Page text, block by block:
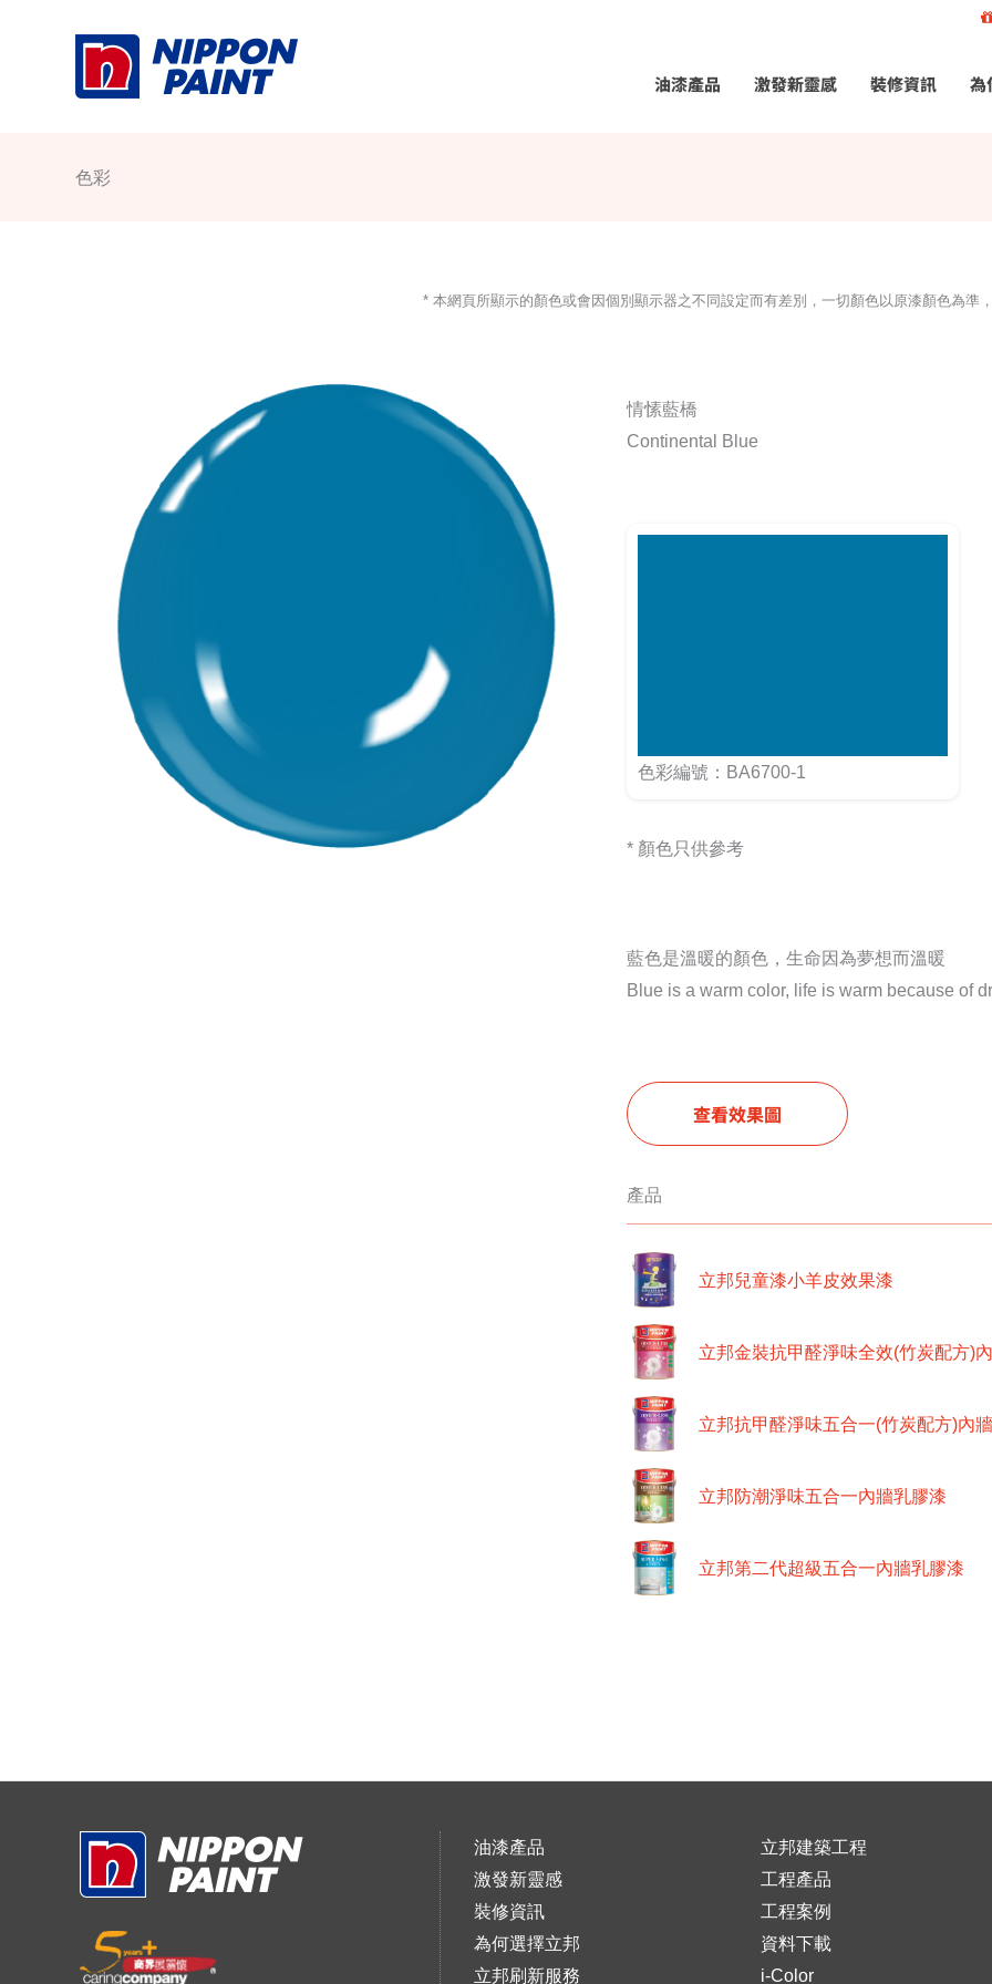
油漆產品 激發新靈感 裝修資訊 為
色彩
* 本網頁所顯示的顏色或會因個別顯示器之不同設定而有差別，一切顏色以原漆顏色為準，
情愫藍橋
Continental Blue
色彩編號：BA6700-1
* 顏色只供參考
藍色是溫暖的顏色，生命因為夢想而溫暖
Blue is a warm color, life is warm because of
查看效果圖
產品
立邦兒童漆小羊皮效果漆
立邦金裝抗甲醛淨味全效(竹炭配方)
立邦抗甲醛淨味五合一(竹炭配方)內
立邦防潮淨味五合一內牆乳膠漆
立邦第二代超級五合一內牆乳膠漆
油漆產品
激發新靈感
裝修資訊
為何選擇立邦
立邦刷新服務
立邦建築工程
工程產品
工程案例
資料下載
i-Color